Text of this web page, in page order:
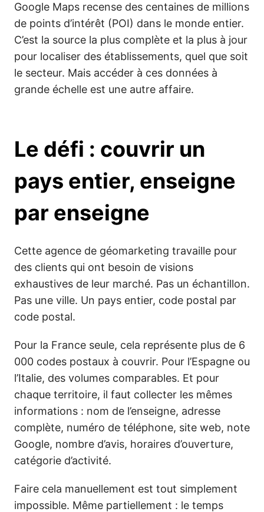
Google Maps recense des centaines de millions
de points d’intérêt (POI) dans le monde entier.
C’est la source la plus complète et la plus à jour
pour localiser des établissements, quel que soit
le secteur. Mais accéder à ces données à
grande échelle est une autre affaire.
Le défi : couvrir un
pays entier, enseigne
par enseigne
Cette agence de géomarketing travaille pour
des clients qui ont besoin de visions
exhaustives de leur marché. Pas un échantillon.
Pas une ville. Un pays entier, code postal par
code postal.
Pour la France seule, cela représente plus de 6
000 codes postaux à couvrir. Pour l’Espagne ou
l’Italie, des volumes comparables. Et pour
chaque territoire, il faut collecter les mêmes
informations : nom de l’enseigne, adresse
complète, numéro de téléphone, site web, note
Google, nombre d’avis, horaires d’ouverture,
catégorie d’activité.
Faire cela manuellement est tout simplement
impossible. Même partiellement : le temps